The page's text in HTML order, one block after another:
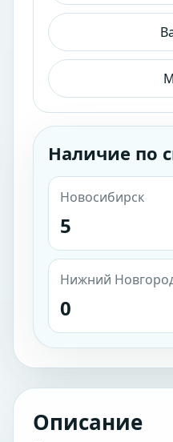
Наличие по
Новосибирск
5
Нижний
0
Описание